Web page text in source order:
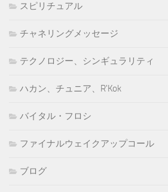
スピリチュアル
チャネリングメッセージ
テクノロジー、シンギュラリティ
ハカン、チュニア、R'Kok
バイタル・フロシ
ファイナルウェイクアップコール
ブログ